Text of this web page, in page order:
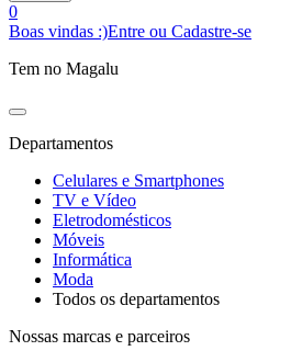
0
Boas vindas :)Entre ou Cadastre-se
Tem no Magalu
Departamentos
Celulares e Smartphones
TV e Vídeo
Eletrodomésticos
Móveis
Informática
Moda
Todos os departamentos
Nossas marcas e parceiros